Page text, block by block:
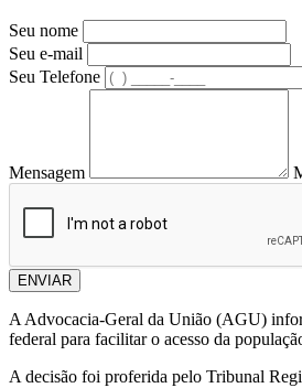
Seu nome
Seu e-mail
Seu Telefone
Mensagem
ENVIAR
A Advocacia-Geral da União (AGU)
federal para facilitar o acesso da
A decisão foi proferida pelo Tribunal